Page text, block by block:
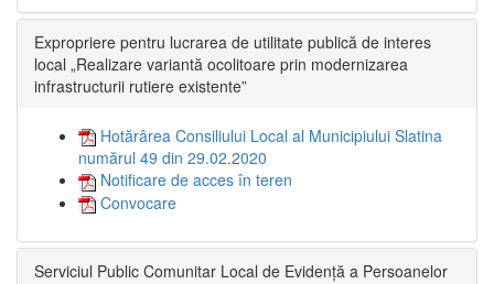
Expropriere pentru lucrarea de utilitate publică de interes
local „Realizare variantă ocolitoare prin modernizarea
infrastructurii rutiere existente”
Hotărârea Consiliului Local al Municipiului Slatina
numărul 49 din 29.02.2020
Notificare de acces în teren
Convocare
Serviciul Public Comunitar Local de Evidență a Persoanelor